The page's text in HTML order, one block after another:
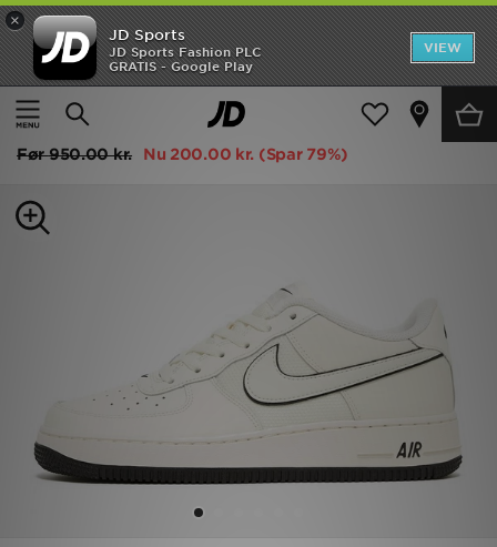
×
JD Sports
JD Sports Fashion PLC
GRATIS - Google Play
VIEW
Hjem
Børn
Nike Air Force 1 Junior
Før950.00 kr. Nu 200.00 kr. (Spar 79%)
Hjem
Udsalg
Damer
Fodbold